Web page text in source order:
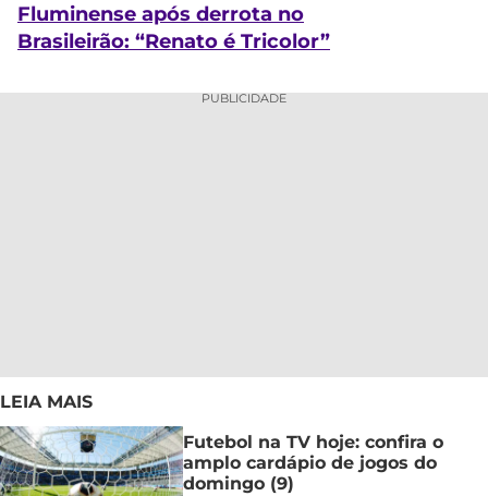
Fluminense após derrota no
Brasileirão: “Renato é Tricolor”
PUBLICIDADE
LEIA MAIS
Futebol na TV hoje: confira o
amplo cardápio de jogos do
domingo (9)